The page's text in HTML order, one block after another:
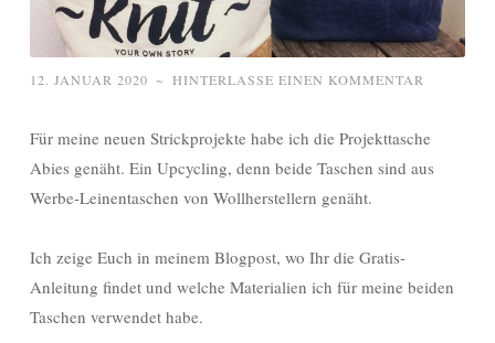
12. JANUAR 2020 ~ HINTERLASSE EINEN KOMMENTAR
Für meine neuen Strickprojekte habe ich die Projekttasche
Abies genäht. Ein Upcycling, denn beide Taschen sind aus
Werbe-Leinentaschen von Wollherstellern genäht.
Ich zeige Euch in meinem Blogpost, wo Ihr die Gratis-
Anleitung findet und welche Materialien ich für meine beiden
Taschen verwendet habe.